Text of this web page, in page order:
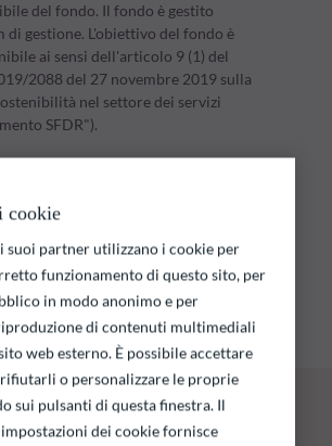
del fondo. Il fondo è gestito
di gestione. L'obiettivo del fondo è
ai sensi dell'articolo 9 (1) del
2088 del 27 novembre 2019 sulla
nel settore dei servizi
SFDR").
di capitale.
futuri e possono variare nel
cookie
suoi partner utilizzano i cookie per
funzionamento di questo sito, per
in modo anonimo e per
di contenuti multimediali
web esterno. È possibile accettare
o personalizzare le proprie
sui pulsanti di questa finestra. Il
dei cookie fornisce